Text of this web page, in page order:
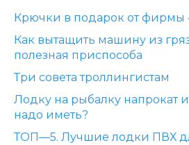
Крючки в подарок от фирмы
Как вытащить машину из
полезная приспособа
Три совета троллингистам
Лодку на рыбалку напрокат
надо иметь?
ТОП—5. Лучшие лодки ПВХ